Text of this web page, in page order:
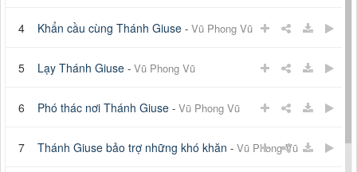
4 Khẩn cầu cùng Thánh Giuse - Vũ Phong Vũ
5 Lạy Thánh Giuse - Vũ Phong Vũ
6 Phó thác nơi Thánh Giuse - Vũ Phong Vũ
7 Thánh Giuse bảo trợ những khó khăn - Vũ Phong Vũ